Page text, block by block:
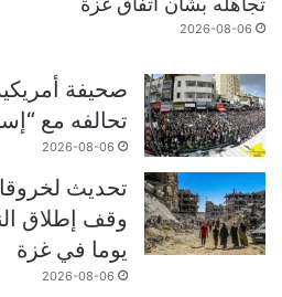
2026-08-06
صحيفة
تحالفه مع
2026-08-06
تحديث
يوما في غزة
2026-08-06